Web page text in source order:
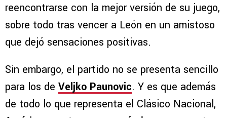
reencontrarse con la mejor versión de su juego,
sobre todo tras vencer a León en un amistoso
que dejó sensaciones positivas.
Sin embargo, el partido no se presenta sencillo
para los de Veljko Paunovic. Y es que además
de todo lo que representa el Clásico Nacional,